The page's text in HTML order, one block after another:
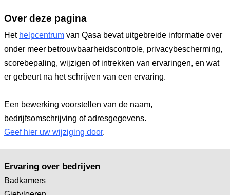
Over deze pagina
Het helpcentrum van Qasa bevat uitgebreide informatie over
onder meer betrouwbaarheidscontrole, privacybescherming,
scorebepaling, wijzigen of intrekken van ervaringen, en wat
er gebeurt na het schrijven van een ervaring.
Een bewerking voorstellen van de naam,
bedrijfsomschrijving of adresgegevens.
Geef hier uw wijziging door.
Ervaring over bedrijven
Badkamers